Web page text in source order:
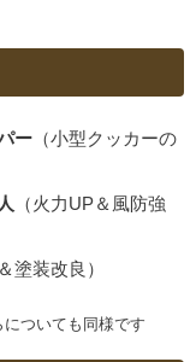
ー （小型クッカーの
（火力UP＆風防強
塗装改良）
ついても同様です